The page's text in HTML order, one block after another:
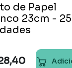
de Papel
23cm - 25
,40